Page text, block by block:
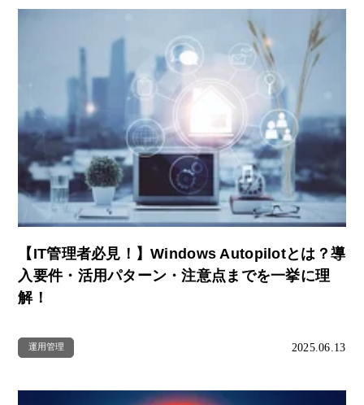
【IT管理者必見！】Windows Autopilotとは？導
入要件・活用パターン・注意点までを一挙に理
解！
運用管理 2025.06.13